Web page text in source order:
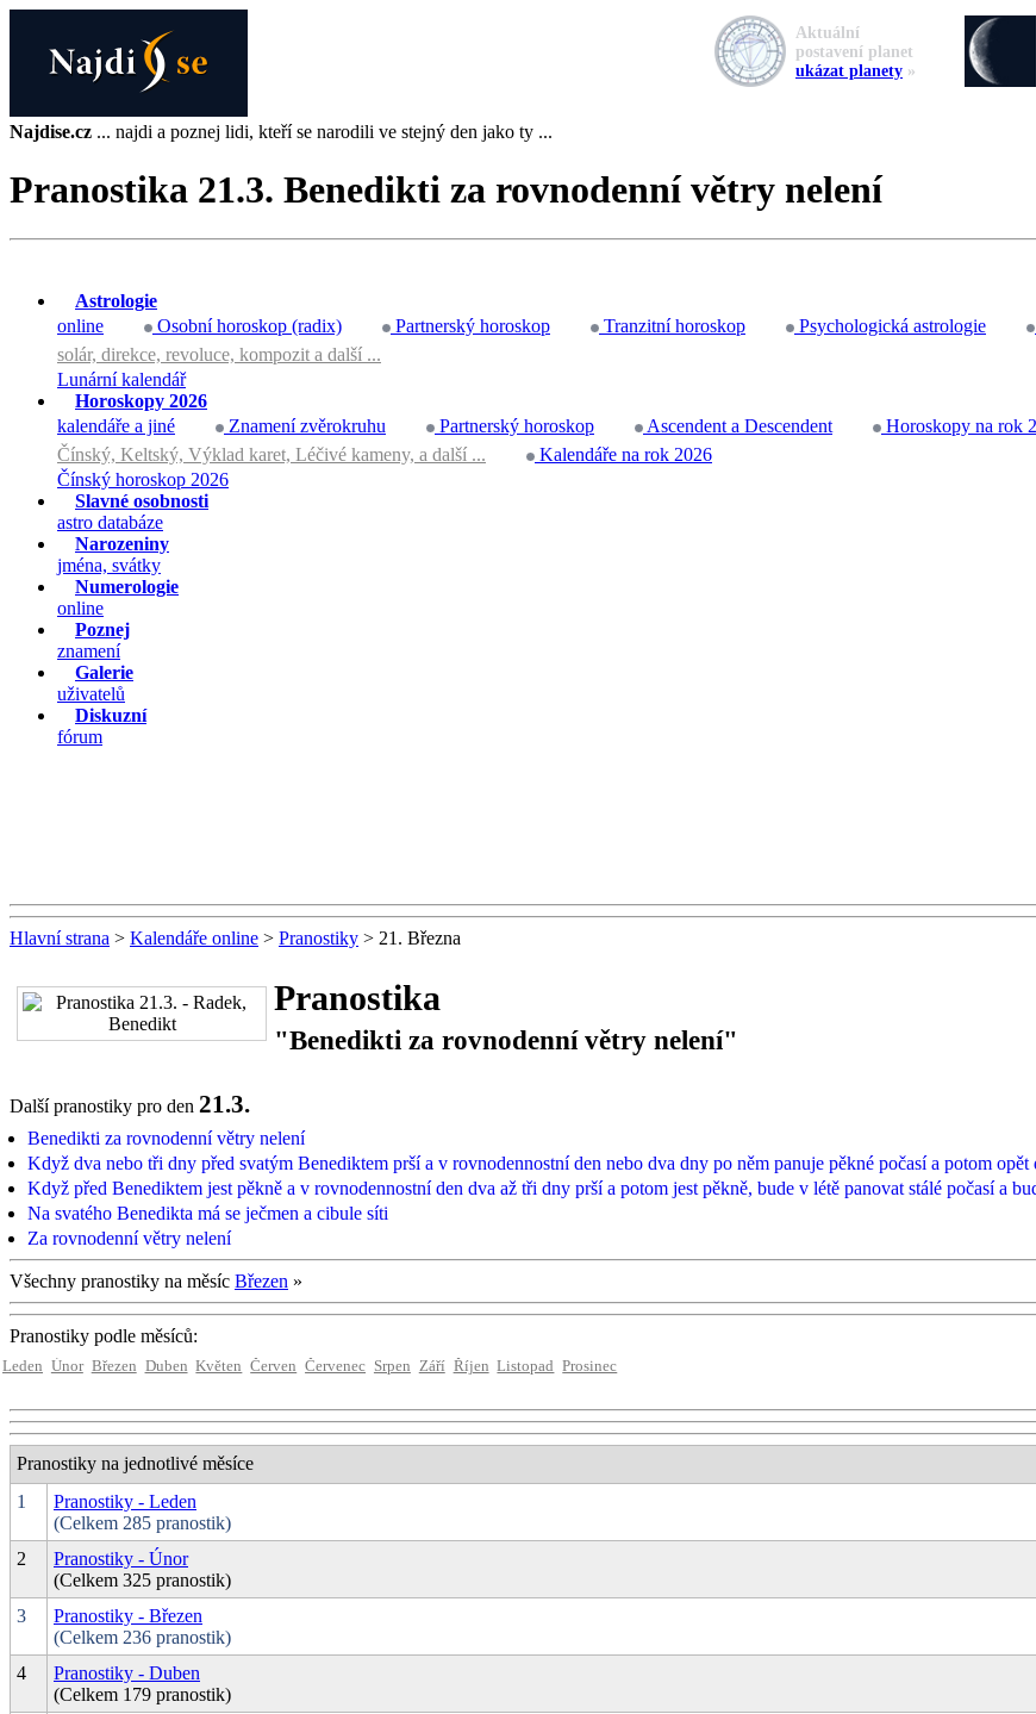
Najdise.cz ... najdi a poznej lidi, kteří se narodili ve stejný den jako ty ...
Pranostika 21.3. Benedikti za rovnodenní větry nelení
Astrologie
online
Osobní horoskop (radix) Partnerský horoskop Tranzitní horoskop Psychologická astrologie
solár, direkce, revoluce, kompozit a další ...
Lunární kalendář
Horoskopy 2026
kalendáře a jiné
Znamení zvěrokruhu Partnerský horoskop Ascendent a Descendent
Horoskopy na rok
Čínský, Keltský, Výklad karet, Léčivé kameny, a další ...
Kalendáře na rok 2026
Čínský horoskop 2026
Slavné osobnosti
astro databáze
Narozeniny
jména, svátky
Numerologie
online
Poznej
znamení
Galerie
uživatelů
Diskuzní
fórum
Hlavní strana > Kalendáře online > Pranostiky > 21. Března
Pranostika
"Benedikti za rovnodenní větry nelení"
Další pranostiky pro den 21.3.
Benedikti za rovnodenní větry nelení
Když dva nebo tři dny před svatým Benediktem prší a v rovnodennostní den nebo dva dny po něm panuje pěkné počasí a potom
Když před Benediktem jest pěkně a v rovnodennostní den dva až tři dny prší a potom jest pěkně, bude v létě panovat stálé počasí a
Na svatého Benedikta má se ječmen a cibule síti
Za rovnodenní větry nelení
Všechny pranostiky na měsíc Březen »
Pranostiky podle měsíců:
Leden Únor Březen Duben Květen Červen Červenec Srpen Září Říjen Listopad Prosinec
Pranostiky na jednotlivé měsíce
1
Pranostiky - Leden
(Celkem 285 pranostik)
2
Pranostiky - Únor
(Celkem 325 pranostik)
3
Pranostiky - Březen
(Celkem 236 pranostik)
4
Pranostiky - Duben
(Celkem 179 pranostik)
Aktuální
postavení planet
ukázat planety »